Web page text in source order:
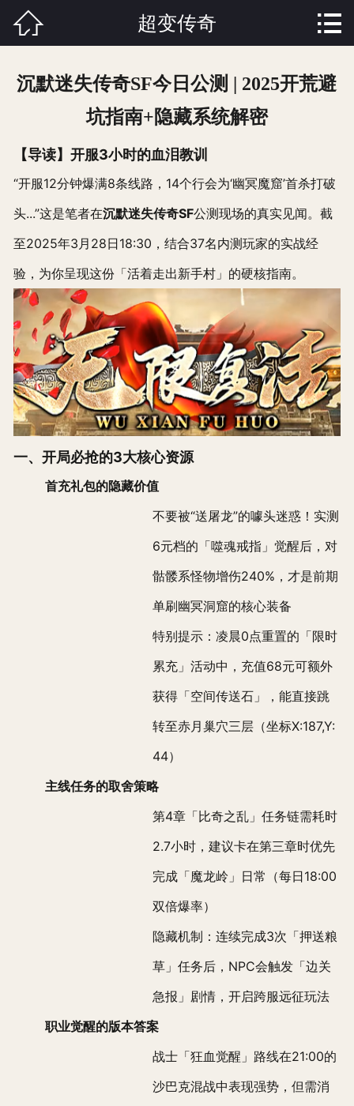
新开传奇
玩家体验
联系我们
在线留言
 超变传奇 
沉默迷失传奇SF今日公测 | 2025开荒避
坑指南+隐藏系统解密
【导读】开服3小时的血泪教训
“开服12分钟爆满8条线路，14个行会为‘幽冥魔窟’首杀打破
头...”这是笔者在沉默迷失传奇SF公测现场的真实见闻。截
至2025年3月28日18:30，结合37名内测玩家的实战经
验，为你呈现这份「活着走出新手村」的硬核指南。
一、开局必抢的3大核心资源
首充礼包的隐藏价值
不要被“送屠龙”的噱头迷惑！实测
6元档的「噬魂戒指」觉醒后，对
骷髅系怪物增伤240%，才是前期
单刷幽冥洞窟的核心装备
特别提示：凌晨0点重置的「限时
累充」活动中，充值68元可额外
获得「空间传送石」，能直接跳
转至赤月巢穴三层（坐标X:187,Y:
44）
主线任务的取舍策略
第4章「比奇之乱」任务链需耗时
2.7小时，建议卡在第三章时优先
完成「魔龙岭」日常（每日18:00
双倍爆率）
隐藏机制：连续完成3次「押送粮
草」任务后，NPC会触发「边关
急报」剧情，开启跨服远征玩法
职业觉醒的版本答案
战士「狂血觉醒」路线在21:00的
沙巴克混战中表现强势，但需消